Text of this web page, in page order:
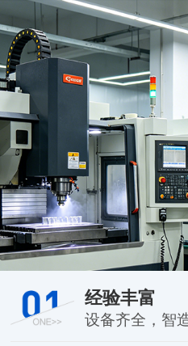
经验丰富
设备齐全，智